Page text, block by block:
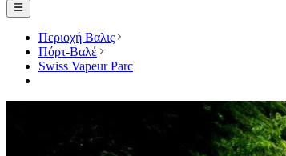
Περιοχή Βαλις
Πόρτ-Βαλέ
Swiss Vapeur Parc